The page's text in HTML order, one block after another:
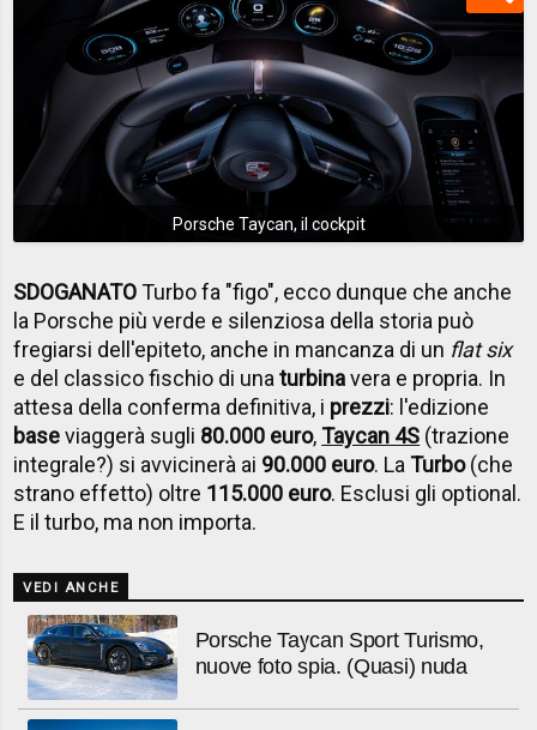
Porsche Taycan, il cockpit
SDOGANATOTurbo fa "figo", ecco dunque che anche
la Porsche più verde e silenziosa della storia può
fregiarsi dell'epiteto, anche in mancanza di un flat six
e del classico fischio di unaturbinavera e propria. In
attesa della conferma definitiva, i prezzi: l'edizione
baseviaggerà sugli 80.000 euro,Taycan 4S (trazione
integrale?) si avvicinerà ai 90.000 euro. LaTurbo(che
strano effetto) oltre 115.000 euro. Esclusi gli optional.
E il turbo, ma non importa.
VEDI ANCHE
Porsche Taycan Sport Turismo,
nuove foto spia. (Quasi) nuda